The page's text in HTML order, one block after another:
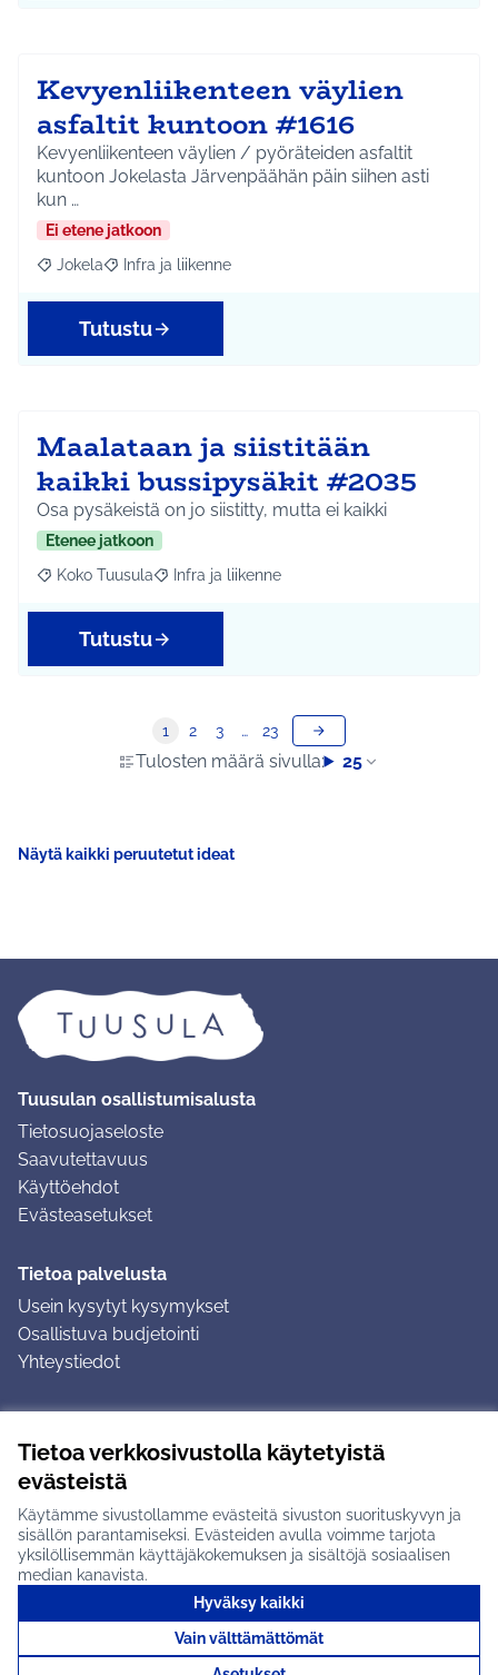
Tietoa verkkosivustolla käytetyistä
evästeistä
Käytämme sivustollamme evästeitä sivuston suorituskyvyn ja
sisällön parantamiseksi. Evästeiden avulla voimme tarjota
yksilöllisemmän käyttäjäkokemuksen ja sisältöjä sosiaalisen
median kanavista.
Hyväksy kaikki
Vain välttämättömät
Kevyenliikenteen väylien
asfaltit kuntoon #1616
Kevyenliikenteen väylien / pyöräteiden asfaltit
kuntoon Jokelasta Järvenpäähän päin siihen asti
kun …
Ei etene jatkoon
Rajaa tulokset aihepiirin mukaan: Jokela
Jokela Rajaa tulokset teeman mukaan: Infra ja liikenne
Infra ja liikenne
Tutustu
Maalataan ja siistitään
kaikki bussipysäkit #2035
Osa pysäkeistä on jo siistitty, mutta ei kaikki
Etenee jatkoon
Rajaa tulokset aihepiirin mukaan: Koko Tuusula
Koko Tuusula Rajaa tulokset teeman mukaan: Infra ja liikenne
Infra ja liikenne
Tutustu
Tulosten määrä sivulla: 25
1 2 3 … 23
Näytä kaikki peruutetut ideat
Tuusulan osallistumisalusta
Tietosuojaseloste
Saavutettavuus
Käyttöehdot
Evästeasetukset
Tietoa palvelusta
Usein kysytyt kysymykset
Osallistuva budjetointi
Yhteystiedot
Ohjeet kirjautumiseen
Ohjeet kommentin jättämiseen
Creative Commons -lisenssi
(Ulkoinen linkki)Verkkosivusto luotuvapaan ohjelmiston
Tuusulan osallistumisalusta X-palvelussa
(Ulkoinen linkki)